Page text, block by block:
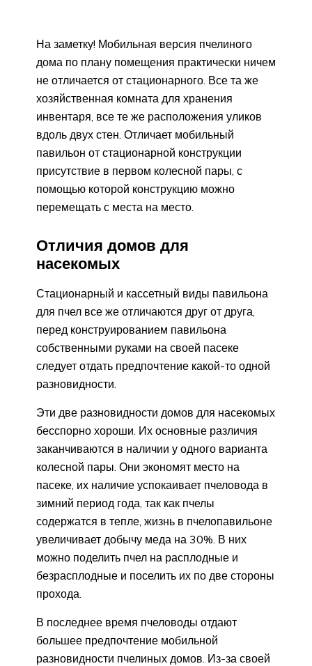
На заметку! Мобильная версия пчелиного
дома по плану помещения практически ничем
не отличается от стационарного. Все та же
хозяйственная комната для хранения
инвентаря, все те же расположения уликов
вдоль двух стен. Отличает мобильный
павильон от стационарной конструкции
присутствие в первом колесной пары, с
помощью которой конструкцию можно
перемещать с места на место.
Отличия домов для
насекомых
Стационарный и кассетный виды павильона
для пчел все же отличаются друг от друга,
перед конструированием павильона
собственными руками на своей пасеке
следует отдать предпочтение какой-то одной
разновидности.
Эти две разновидности домов для насекомых
бесспорно хороши. Их основные различия
заканчиваются в наличии у одного варианта
колесной пары. Они экономят место на
пасеке, их наличие успокаивает пчеловода в
зимний период года, так как пчелы
содержатся в тепле, жизнь в пчелопавильоне
увеличивает добычу меда на 30%. В них
можно поделить пчел на расплодные и
безрасплодные и поселить их по две стороны
прохода.
В последнее время пчеловоды отдают
большее предпочтение мобильной
разновидности пчелиных домов. Из-за своей